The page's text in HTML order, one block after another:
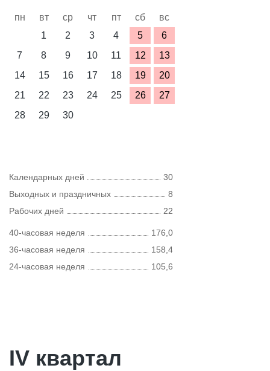
пн вт ср чт пт сб
вс
1
2 3 4 5
6
7
8 9 10 11 12
13
14
15 16 17 18 19
20
21
22 23 24 25 26
27
28
29 30
Календарных дней
30
Выходных и праздничных
8
Рабочих дней
22
40-часовая неделя
176,0
36-часовая неделя
158,4
24-часовая неделя
105,6
IV квартал